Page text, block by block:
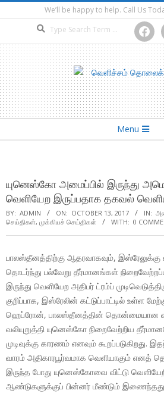
to
We’ll be happy to help. Call Us
Menu
யுனெஸ்கோ அமைப்பில் இருந்து
வெளியேற இருப்பதாக தகவல்
BY: ADMIN ON: OCTOBER 13, 2017 IN:
செய்திகள், முக்கியச் செய்திகள் WITH: 0
பாலஸ்தீனத்திற்கு ஆதரவாகவும், இஸ்ரேலுக்கு
தொடர்ந்து பல்வேறு தீர்மானங்கள்
இருந்து வெளியேற அதிபர் ட்ரம்ப்
குறிப்பாக, இஸ்ரேலின் கட்டுப்பாட்டில் உள்ள
ஹெப்ரோன், பாலஸ்தீனத்தின் தொன்மையான
வலியுறுத்தி யுனெஸ்கோ நிறைவேற்றிய
முடிவுக்கு காரணம் எனவும் கூறப்படுகிறது.
வாரம் அதிகாரபூர்வமாக வெளியாகும் எனத்
இருந்த போது யுனெஸ்கோவை விட்டு
ஆண்டுகளுக்குப் பின்னர் மீண்டும்